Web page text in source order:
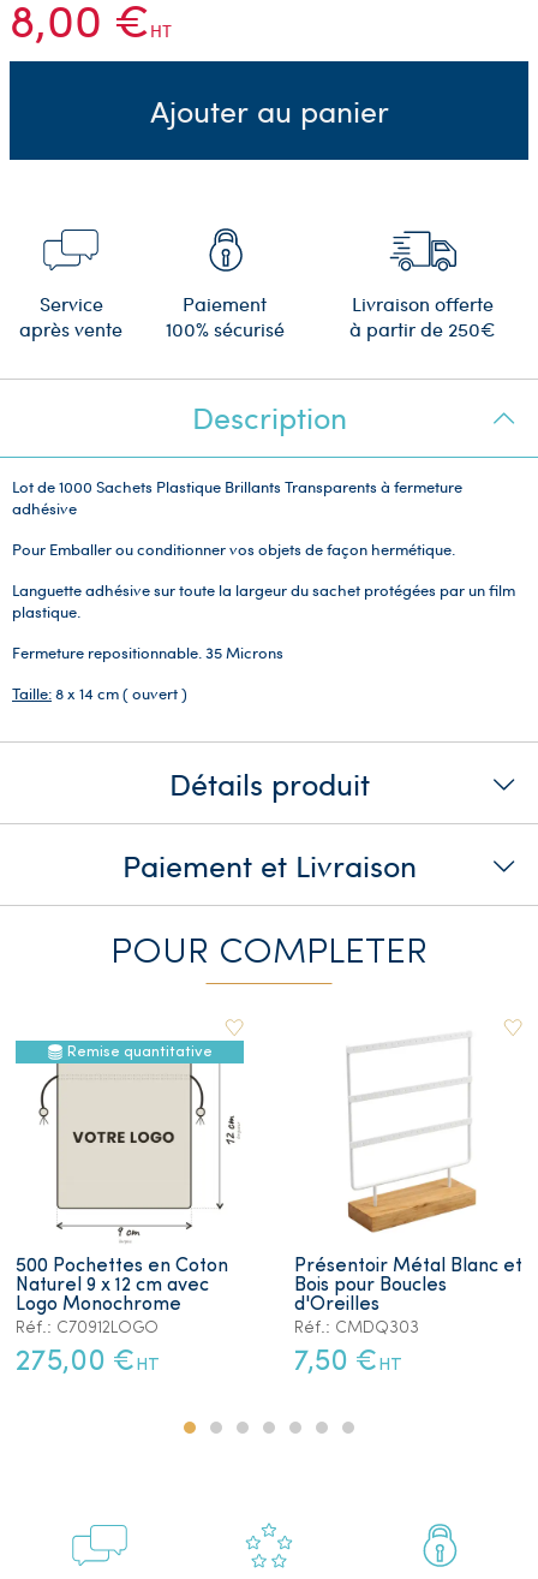
8,00 €HT
Ajouter au panier
Service
après vente
Paiement
100% sécurisé
Livraison offerte
à partir de 250€
Description
Lot de 1000 Sachets Plastique Brillants Transparents à fermeture
adhésive
Pour Emballer ou conditionner vos objets de façon hermétique.
Languette adhésive sur toute la largeur du sachet protégées par un film
plastique.
Fermeture repositionnable. 35 Microns
Taille:8 x 14 cm ( ouvert )
Détails produit
Paiement et Livraison
POUR COMPLETER
Remise quantitative
500 Pochettes en Coton
Naturel 9 x 12 cm avec
Logo Monochrome
Réf.: C70912LOGO
275,00 € HT
Présentoir Métal Blanc et
Bois pour Boucles
d'Oreilles
Réf.: CMDQ303
7,50 € HT